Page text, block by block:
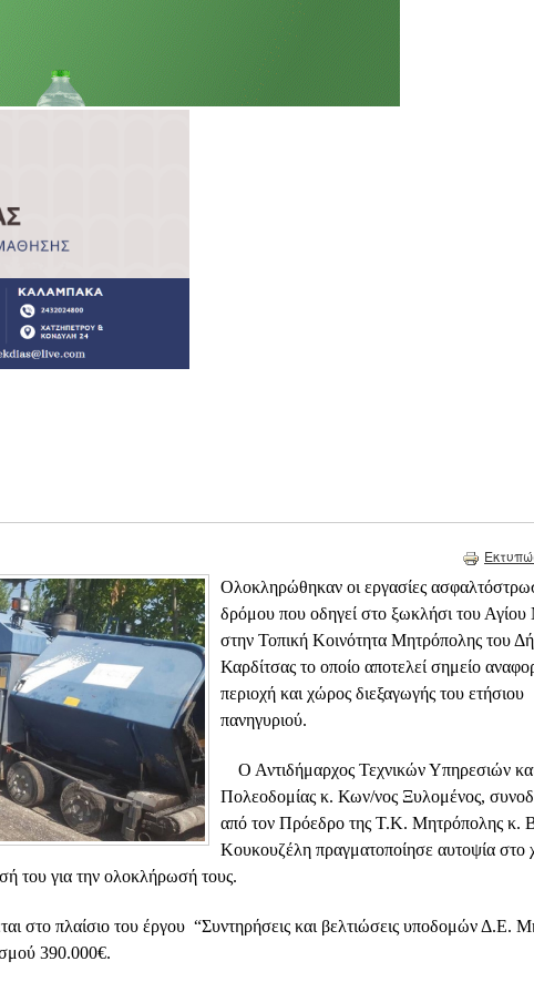
Ολοκληρώθηκαν οι εργασίες
δρόμου που οδηγεί στο ξωκλήσι του Αγίου
στην Τοπική Κοινότητα Μητρόπολης του
Καρδίτσας το οποίο αποτελεί σημείο
περιοχή και χώρος διεξαγωγής του ετήσιου
πανηγυριού.
Ο Αντιδήμαρχος Τεχνικών Υπηρεσιών
Πολεοδομίας κ. Κων/νος Ξυλομένος,
από τον Πρόεδρο της Τ.Κ. Μητρόπολης κ.
Κουκουζέλη πραγματοποίησε αυτοψία στο
του για την ολοκλήρωσή τους.
στο πλαίσιο του έργου “Συντηρήσεις και βελτιώσεις υποδομών Δ.Ε.
390.000€.